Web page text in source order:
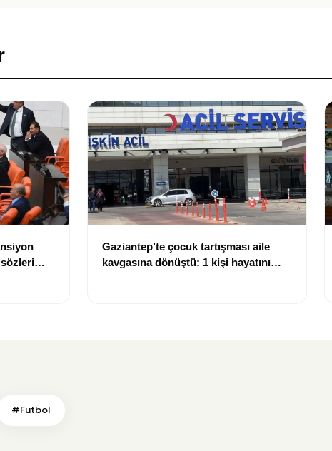
Gaziantep’te çocuk tartışması aile
kavgasına dönüştü: 1 kişi hayatını
#Futbol